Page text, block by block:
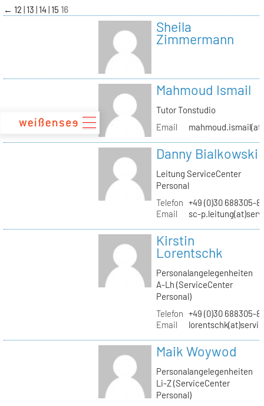
zum
Inhalt
← 12 13 14 15 16
Sheila
Zimmermann
Mahmoud Ismail
Tutor Tonstudio
Email
Danny Bialkowski
Leitung ServiceCenter
Personal
Telefon +49 (0)30 688305-
Email
sc-
Kirstin
Lorentschk
Personalangelegenheiten
A-Lh (ServiceCenter
Personal)
Telefon +49 (0)30 688305-
Email
Maik Woywod
Personalangelegenheiten
Li-Z (ServiceCenter
Personal)